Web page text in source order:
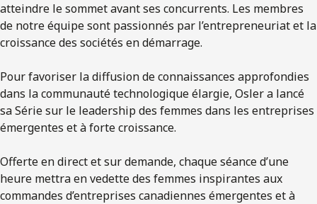
atteindre le sommet avant ses concurrents. Les membres
de notre équipe sont passionnés par l’entrepreneuriat et la
croissance des sociétés en démarrage.
Pour favoriser la diffusion de connaissances approfondies
dans la communauté technologique élargie, Osler a lancé
sa Série sur le leadership des femmes dans les entreprises
émergentes et à forte croissance.
Offerte en direct et sur demande, chaque séance d’une
heure mettra en vedette des femmes inspirantes aux
commandes d’entreprises canadiennes émergentes et à